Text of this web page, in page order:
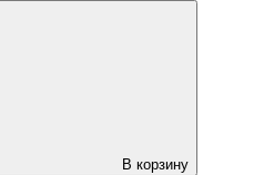
В корзину